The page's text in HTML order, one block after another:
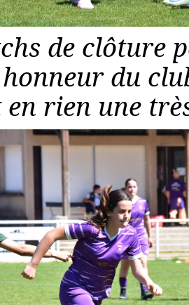
de clôture
du
rien une